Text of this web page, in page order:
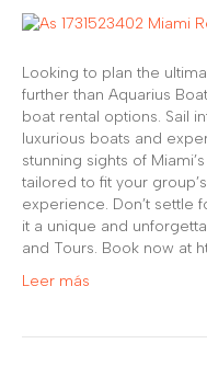
Looking to plan the
further than Aquarius
boat rental options. Sail
luxurious boats and
stunning sights of
tailored to fit your
experience. Don’t settle
it a unique and
and Tours. Book now at
Leer más